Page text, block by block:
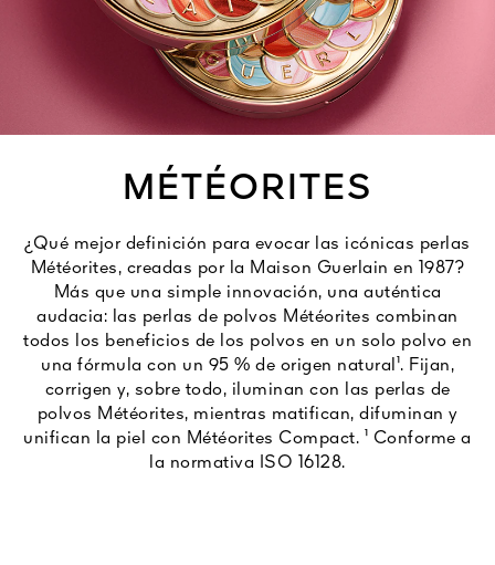
VIVA
MÉTÉORITES
¿Qué mejor definición para evocar las icónicas perlas
Météorites, creadas por la Maison Guerlain en 1987?
Más que una simple innovación, una auténtica
audacia: las perlas de polvos Météorites combinan
todos los beneficios de los polvos en un solo polvo en
una fórmula con un 95 % de origen natural¹. Fijan,
corrigen y, sobre todo, iluminan con las perlas de
polvos Météorites, mientras matifican, difuminan y
unifican la piel con Météorites Compact. ¹ Conforme a
la normativa ISO 16128.